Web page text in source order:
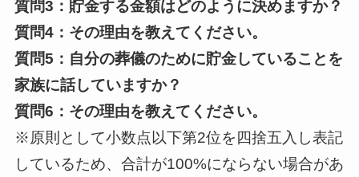
質問3：貯金する金額はどのように決めますか？
質問4：その理由を教えてください。
質問5：自分の葬儀のために貯金していることを
家族に話していますか？
質問6：その理由を教えてください。
※原則として小数点以下第2位を四捨五入し表記
しているため、合計が100%にならない場合があ